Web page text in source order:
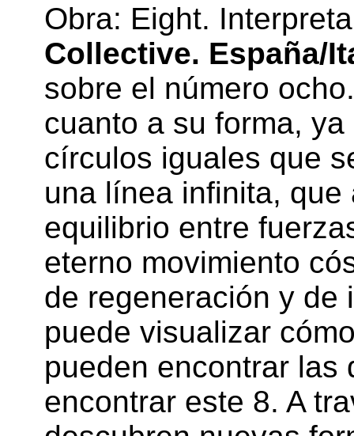
Obra: Eight.
Collective. España/
sobre el número
cuanto a su forma,
círculos iguales que
una línea infinita,
equilibrio entre
eterno movimiento
de regeneración y de
puede visualizar
pueden encontrar las
encontrar este 8. A